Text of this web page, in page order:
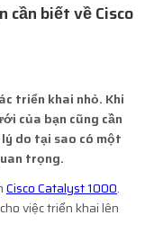
cần biết về Cisco
triển khai nhỏ. Khi
của bạn cũng cần
do tại sao có một
trọng.
Cisco Catalyst 1000.
việc triển khai lên